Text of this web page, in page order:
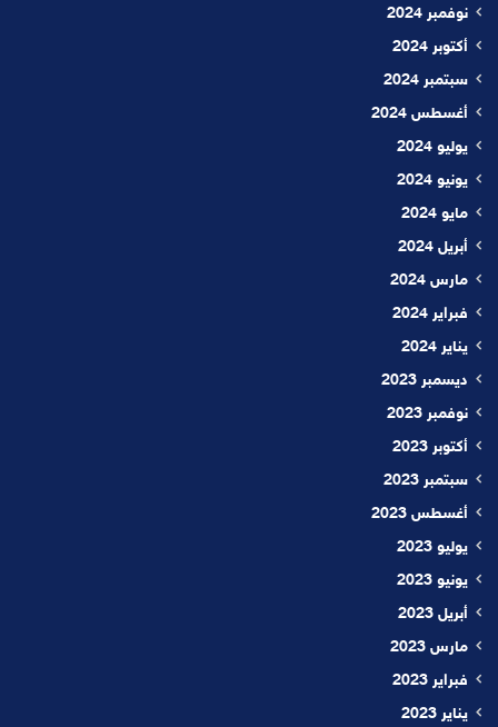
نوفمبر 2024
أكتوبر 2024
سبتمبر 2024
أغسطس 2024
يوليو 2024
يونيو 2024
مايو 2024
أبريل 2024
مارس 2024
فبراير 2024
يناير 2024
ديسمبر 2023
نوفمبر 2023
أكتوبر 2023
سبتمبر 2023
أغسطس 2023
يوليو 2023
يونيو 2023
أبريل 2023
مارس 2023
فبراير 2023
يناير 2023